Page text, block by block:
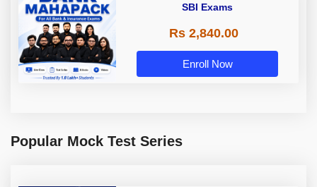
SBI Exams
Rs 2,840.00
Enroll Now
Popular Mock Test Series